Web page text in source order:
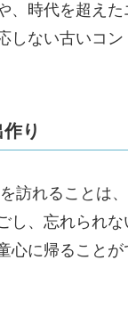
、時代を超え
しない古いコ
り
訪れることは
し、忘れられ
心に帰ることが